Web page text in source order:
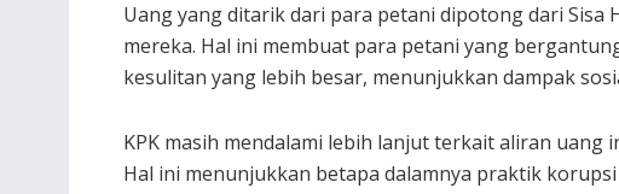
Uang yang ditarik dari para petani dipotong dari Sisa
mereka. Hal ini membuat para petani yang
kesulitan yang lebih besar, menunjukkan dampak
KPK masih mendalami lebih lanjut terkait aliran uang
Hal ini menunjukkan betapa dalamnya praktik